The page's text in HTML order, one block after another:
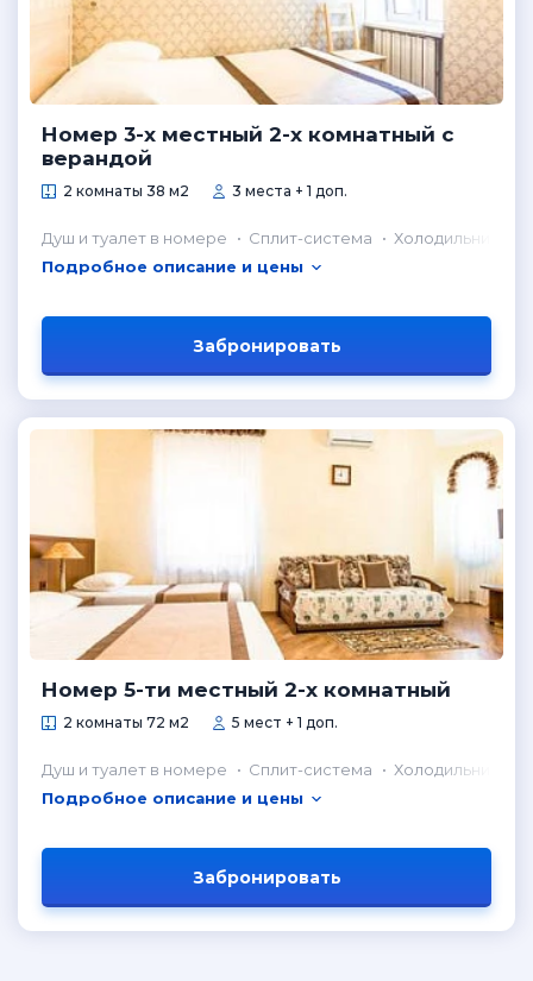
Номер 3-х местный 2-х комнатный с
верандой
2 комнаты 38 м2 3 места + 1 доп.
Душ и туалет в номере Сплит-система
Холодильник в
Подробное описание и цены
Забронировать
Номер 5-ти местный 2-х комнатный
2 комнаты 72 м2 5 мест + 1 доп.
Душ и туалет в номере Сплит-система
Холодильник в
Подробное описание и цены
Забронировать